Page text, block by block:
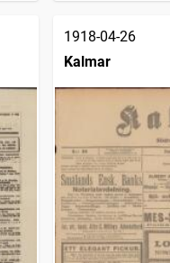
1918-04-26
Kalmar